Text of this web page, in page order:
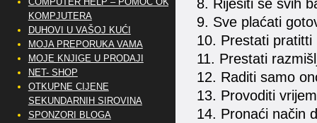
8. Riješiti se svih
9. Sve plaćati
10. Prestati pratitti
11. Prestati
12. Raditi samo
13. Provoditi
14. Pronaći način
KOMPJUTERA
DUHOVI U VAŠOJ KUĆI
MOJA PREPORUKA VAMA
MOJE KNJIGE U PRODAJI
NET- SHOP
OTKUPNE CIJENE
SEKUNDARNIH SIROVINA
SPONZORI BLOGA